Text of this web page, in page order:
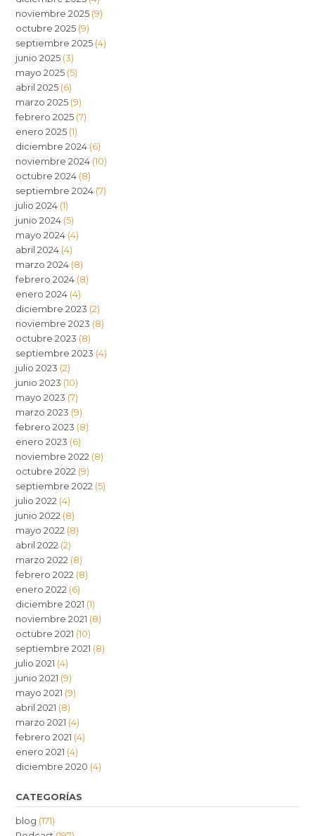
noviembre 2025 (9)
octubre 2025 (9)
septiembre 2025 (4)
junio 2025 (3)
mayo 2025 (5)
abril 2025 (6)
marzo 2025 (9)
febrero 2025 (7)
enero 2025 (1)
diciembre 2024 (6)
noviembre 2024 (10)
octubre 2024 (8)
septiembre 2024 (7)
julio 2024 (1)
junio 2024 (5)
mayo 2024 (4)
abril 2024 (4)
marzo 2024 (8)
febrero 2024 (8)
enero 2024 (4)
diciembre 2023 (2)
noviembre 2023 (8)
octubre 2023 (8)
septiembre 2023 (4)
julio 2023 (2)
junio 2023 (10)
mayo 2023 (7)
marzo 2023 (9)
febrero 2023 (8)
enero 2023 (6)
noviembre 2022 (8)
octubre 2022 (9)
septiembre 2022 (5)
julio 2022 (4)
junio 2022 (8)
mayo 2022 (8)
abril 2022 (2)
marzo 2022 (8)
febrero 2022 (8)
enero 2022 (6)
diciembre 2021 (1)
noviembre 2021 (8)
octubre 2021 (10)
septiembre 2021 (8)
julio 2021 (4)
junio 2021 (9)
mayo 2021 (9)
abril 2021 (8)
marzo 2021 (4)
febrero 2021 (4)
enero 2021 (4)
diciembre 2020 (4)
CATEGORÍAS
blog (171)